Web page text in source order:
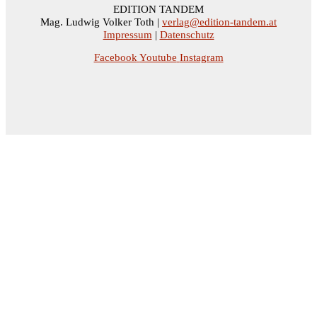
EDITION TANDEM
Mag. Ludwig Volker Toth | verlag@edition-tandem.at
Impressum | Datenschutz
Facebook Youtube Instagram